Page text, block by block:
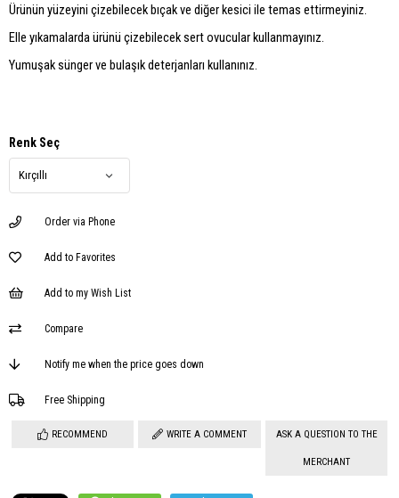
Ürünün yüzeyini çizebilecek bıçak ve diğer kesici ile temas ettirmeyiniz.
Elle yıkamalarda ürünü çizebilecek sert ovucular kullanmayınız.
Yumuşak sünger ve bulaşık deterjanları kullanınız.
Renk Seç
Order via Phone
Add to Favorites
Add to my Wish List
Compare
Notify me when the price goes down
Free Shipping
RECOMMEND WRITE A COMMENT ASK A QUESTION TO THE
MERCHANT